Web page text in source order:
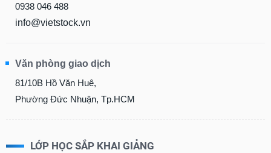
0938 046 488
info@vietstock.vn
Văn phòng giao dịch
81/10B Hồ Văn Huê,
Phường Đức Nhuận, Tp.HCM
LỚP HỌC SẮP KHAI GIẢNG